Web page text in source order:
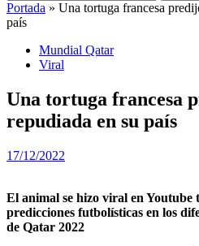
Portada » Una tortuga francesa
país
Mundial Qatar
Viral
Una tortuga francesa
repudiada en su país
17/12/2022
El animal se hizo viral en Youtube
predicciones futbolísticas en los
de Qatar 2022